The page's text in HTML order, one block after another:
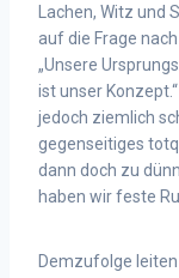
Lachen, Witz
auf die Frage
„Unsere
ist unser
jedoch ziemlich
gegenseitiges
dann doch zu
haben wir feste
Demzufolge